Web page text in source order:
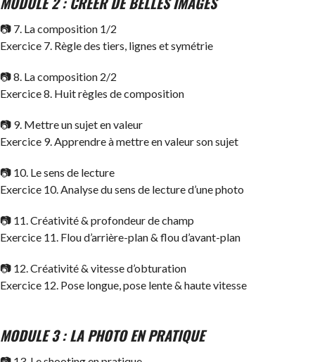
📷 7. La composition 1/2
Exercice 7. Règle des tiers, lignes et symétrie
📷 8. La composition 2/2
Exercice 8. Huit règles de composition
📷 9. Mettre un sujet en valeur
Exercice 9. Apprendre à mettre en valeur son sujet
📷 10. Le sens de lecture
Exercice 10. Analyse du sens de lecture d’une photo
📷 11. Créativité & profondeur de champ
Exercice 11. Flou d’arrière-plan & flou d’avant-plan
📷 12. Créativité & vitesse d’obturation
Exercice 12. Pose longue, pose lente & haute vitesse
MODULE 3 : LA PHOTO EN PRATIQUE